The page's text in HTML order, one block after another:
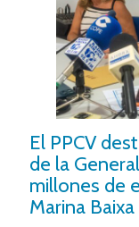
El PPCV
de la
millones de
Marina Baixa